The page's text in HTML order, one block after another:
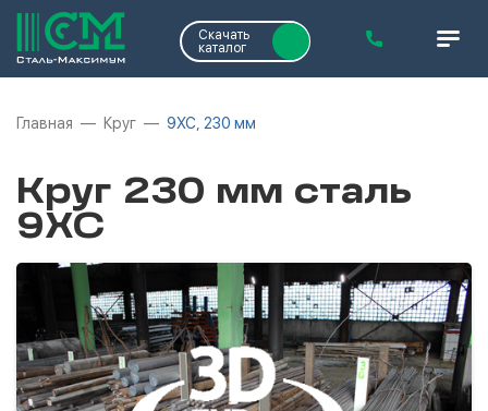
Скачать
каталог
Главная Круг 9ХС, 230 мм
Круг 230 мм сталь
9ХС